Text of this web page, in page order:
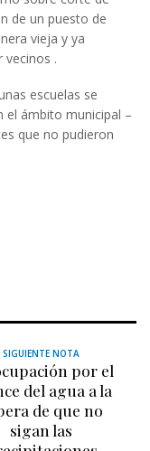
de un puesto de
vieja y ya
vecinos .
escuelas se
el ámbito municipal –
que no pudieron
SIGUIENTE NOTA
por el
del agua a la
de que no
sigan las